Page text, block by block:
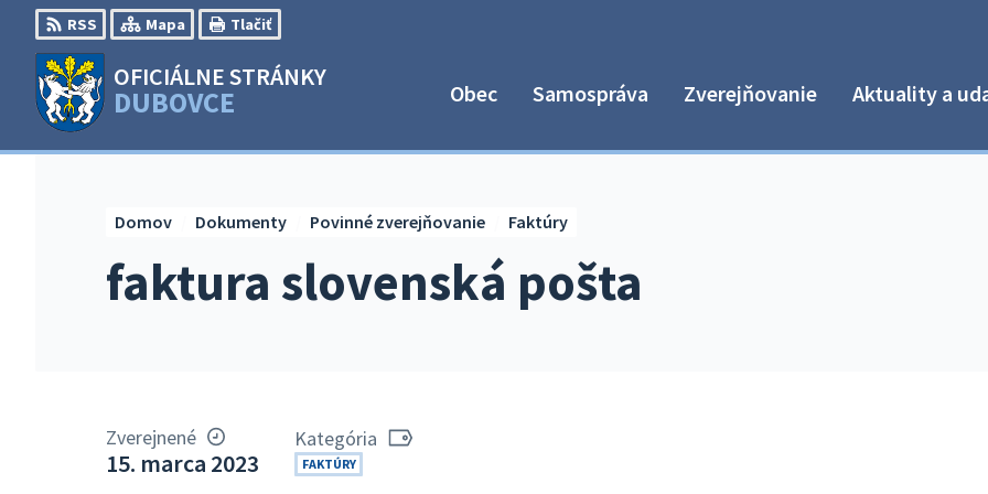
Preskočiť
na
obsah
RSS Mapa Tlačiť
OFICIÁLNE STRÁNKY
DUBOVCE Obec Samospráva Zverejňovanie Aktuality a
faktura slovenská pošta
Domov Dokumenty Povinné zverejňovanie Faktúry
Zverejnené
15. marca 2023
Kategória
FAKTÚRY